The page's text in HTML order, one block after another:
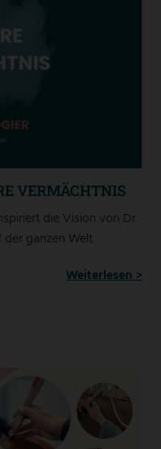
VERMÄCHTNIS
die Vision von Dr.
der ganzen Welt.
Weiterlesen >